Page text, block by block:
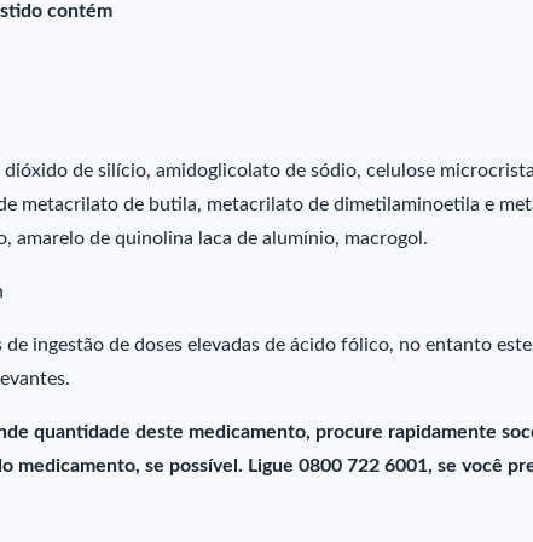
contém
dióxido de silício, amidoglicolato de sódio, celulose
metacrilato de butila, metacrilato de dimetilaminoetila e
amarelo de quinolina laca de alumínio, macrogol.
de ingestão de doses elevadas de ácido fólico, no entanto
quantidade deste medicamento, procure rapidamente
medicamento, se possível. Ligue 0800 722 6001, se você